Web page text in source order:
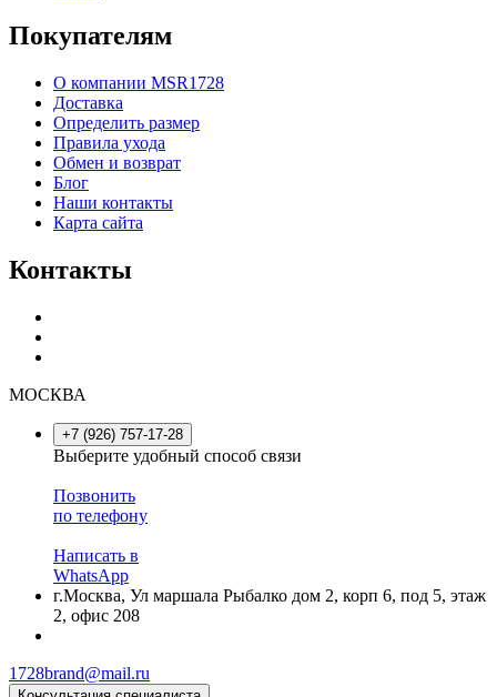
Покупателям
О компании MSR1728
Доставка
Определить размер
Правила ухода
Обмен и возврат
Блог
Наши контакты
Карта сайта
Контакты
МОСКВА
+7 (926) 757-17-28
Выберите удобный способ связи
Позвонить
по телефону
Написать в
WhatsApp
г.Москва, Ул маршала Рыбалко дом 2, корп 6, под 5, этаж
2, офис 208
1728brand@mail.ru